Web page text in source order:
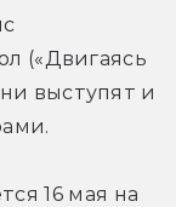
(«Двигаясь
выступят и
16 мая на